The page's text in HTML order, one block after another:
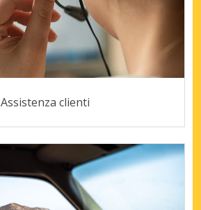
Assistenza clienti